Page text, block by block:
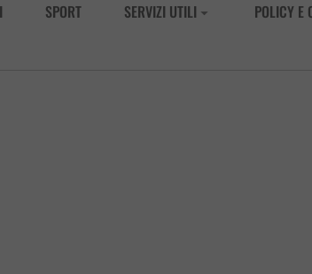
SPORT SERVIZI UTILI
POLICY E